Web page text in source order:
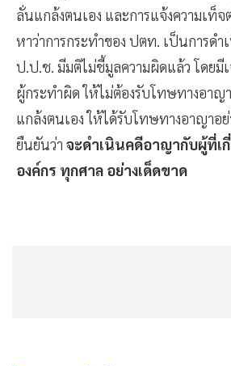
ลั่นแกล้งตนเอง และการแจ้งความเท็
หาว่าการกระทำของ ปตท. เป็นการด
ป.ป.ช. มีมติไม่ชี้มูลความผิดแล้ว โดยมี
ผู้กระทำผิด ให้ไม่ต้องรับโทษทางอาญ
แกล้งตนเอง ให้ได้รับโทษทางอาญาอ
ยืนยันว่า จะดำเนินคดีอาญากับผู้ที่เ
องค์กร ทุกศาล อย่างเด็ดขาด